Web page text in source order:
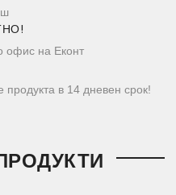
офис на Еконт
в 14 дневен срок!